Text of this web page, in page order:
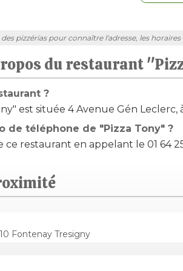
pizzérias pour connaître l'adresse, les
du restaurant
?
est située 4 Avenue Gén Leclerc,
de téléphone de "Pizza Tony" ?
restaurant en appelant le 01 64 25
Fontenay Tresigny